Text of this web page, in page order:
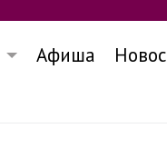
Афиша